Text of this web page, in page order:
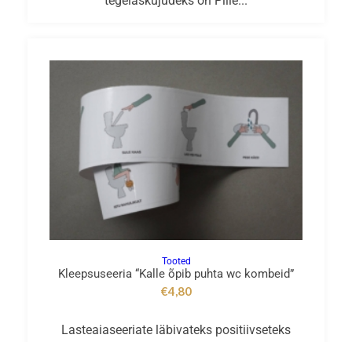
Tooted
Kleepsuseeria “Kalle õpib puhta wc kombeid”
€4,80
Lasteaiaseeriate läbivateks positiivseteks